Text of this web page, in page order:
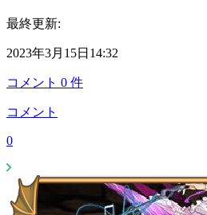
最終更新:
2023年3月15日14:32
コメント 0 件
コメント
0